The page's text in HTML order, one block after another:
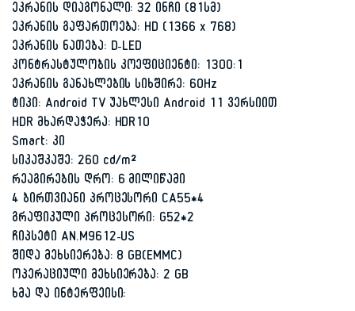
ეკრანის დიაგონალი: 32 ინჩი (81სმ)
ეკრანის გაფართოება: HD (1366 x 768)
ეკრანის ნათება: D-LED
კონტრასტულობის კოეფიციენტი: 1300:1
ეკრანის განახლების სიხშირე: 60Hz
ტიპი: Android TV უახლესი Android 11 ვერსიით
HDR მხარდაჭერა: HDR10
Smart: კი
სიკაშკაშე: 260 cd/m²
რეაგირების დრო: 6 მილიწამი
4 ბირთვიანი პროცესორი CA55*4
გრაფიკული პროცესორი: G52*2
ჩიპსეტი AN.M9612-US
შიდა მეხსიერება: 8 GB(EMMC)
ოპერაციული მეხსიერება: 2 GB
ხმა და ინტერფეისი: